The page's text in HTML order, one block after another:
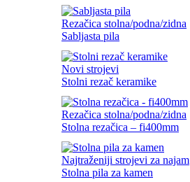
Rezačica stolna/podna/zidna
Sabljasta pila
Novi strojevi
Stolni rezač keramike
Rezačica stolna/podna/zidna
Stolna rezačica – fi400mm
Najtraženiji strojevi za najam
Stolna pila za kamen